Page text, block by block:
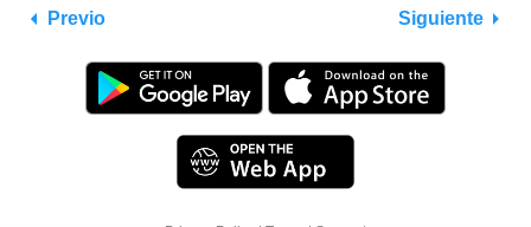
Previo Siguiente
Utilizamos cookies para que tengas una mejor